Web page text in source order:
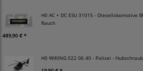
H0 AC + DC ESU 31015 - Diesellokomotive
Rauch
489,90 € *
H0 WIKING 022 06 40 - Polizei -